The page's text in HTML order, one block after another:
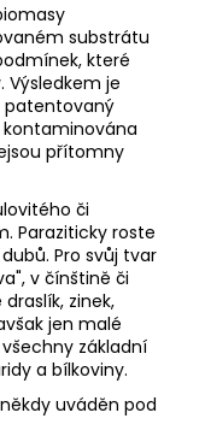
substrátu
které
Výsledkem je
patentovaný
přítomny
či
Paraziticky roste
Pro svůj tvar
v čínštině či
zinek,
jen malé
základní
a bílkoviny.
uváděn pod